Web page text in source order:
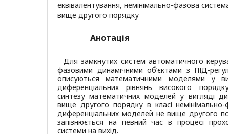
еквівалентування, немінімально-фазова
вище другого порядку
Анотація
Для замкнутих систем автоматичного
фазовими динамічними об’єктами з ПІД-
описуються математичними моделями у
диференціальних рівнянь високого
синтезу математичних моделей у вигляді
вище другого порядку в класі
диференціальних моделей не вище другого
запізнюється на певний час в процесі
системи на вихід.